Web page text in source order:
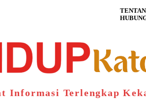
Informasi Terlengkap